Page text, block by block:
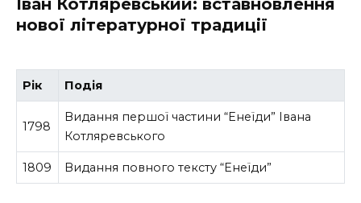
Іван Котляревський: вставновлення
нової літературної традиції
Рік Подія
1798
Видання першої частини “Енеїди” Івана
Котляревського
1809 Видання повного тексту “Енеїди”